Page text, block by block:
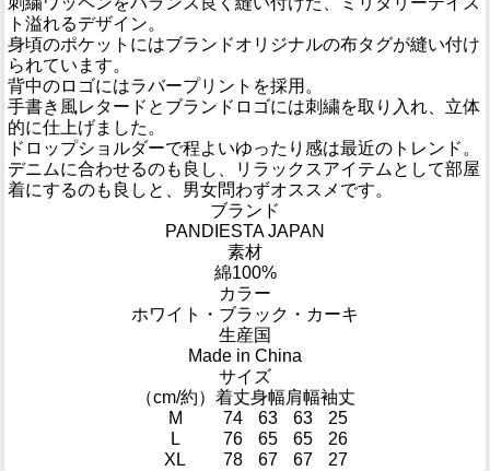
ト溢れるデザイン。
身頃のポケットにはブランドオリジナルの布タグが縫い付け
られています。
背中のロゴにはラバープリントを採用。
手書き風レタードとブランドロゴには刺繍を取り入れ、立体
的に仕上げました。
ドロップショルダーで程よいゆったり感は最近のトレンド。
デニムに合わせるのも良し、リラックスアイテムとして部屋
着にするのも良しと、男女問わずオススメです。
ブランド
PANDIESTA JAPAN
素材
綿100%
カラー
ホワイト・ブラック・カーキ
生産国
Made in China
サイズ
（cm/約） 着丈身幅肩幅袖丈
M
74 63 63
25
L
76 65 65
26
XL
78 67 67 27